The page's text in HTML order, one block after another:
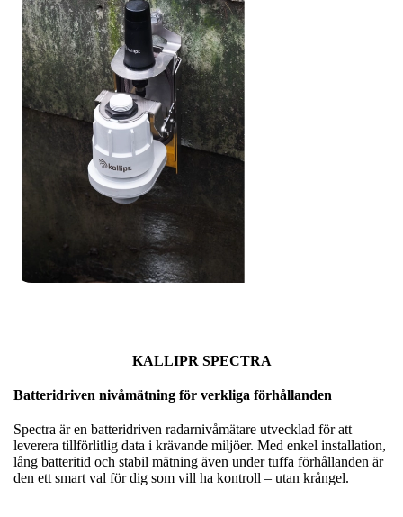
KALLIPR SPECTRA
Batteridriven nivåmätning för verkliga förhållanden
Spectra är en batteridriven radarnivåmätare utvecklad för att
leverera tillförlitlig data i krävande miljöer. Med enkel installation,
lång batteritid och stabil mätning även under tuffa förhållanden är
den ett smart val för dig som vill ha kontroll – utan krångel.